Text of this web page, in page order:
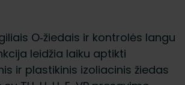
O‑žiedais ir kontrolės langu
leidžia laiku aptikti
ir plastikinis izoliacinis žiedas